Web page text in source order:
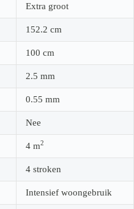
Extra groot
152.2 cm
100 cm
2.5 mm
0.55 mm
Nee
4 m2
4 stroken
Intensief woongebruik